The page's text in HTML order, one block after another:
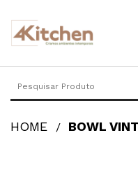
HOME BOWL